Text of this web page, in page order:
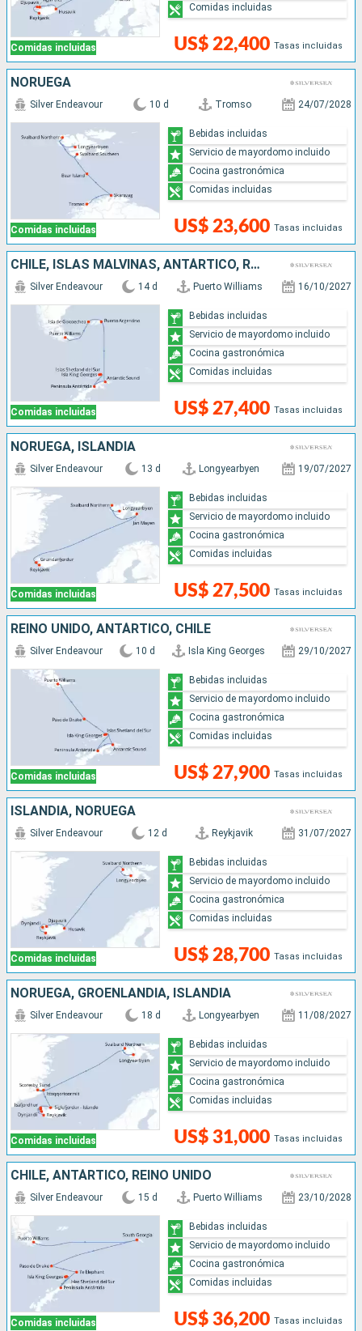
Comidas incluidas US$ 22,400 Tasas incluidas
Comidas incluidas
NORUEGA
Comidas incluidas
Silver Endeavour 10 d Tromso 24/07/2028
US$ 23,600 Tasas incluidas
Bebidas incluidas
Servicio de mayordomo incluido
Cocina gastronómica
Comidas incluidas
CHILE, ISLAS MALVINAS, ANTÁRTICO, REINO UNIDO
Comidas incluidas
Silver Endeavour 14 d Puerto Williams 16/10/2027
US$ 27,400 Tasas incluidas
Bebidas incluidas
Servicio de mayordomo incluido
Cocina gastronómica
Comidas incluidas
NORUEGA, ISLANDIA
Comidas incluidas
Silver Endeavour 13 d Longyearbyen 19/07/2027
US$ 27,500 Tasas incluidas
Bebidas incluidas
Servicio de mayordomo incluido
Cocina gastronómica
Comidas incluidas
REINO UNIDO, ANTÁRTICO, CHILE
Comidas incluidas
Silver Endeavour 10 d Isla King Georges 29/10/2027
US$ 27,900 Tasas incluidas
Bebidas incluidas
Servicio de mayordomo incluido
Cocina gastronómica
Comidas incluidas
ISLANDIA, NORUEGA
Comidas incluidas
Silver Endeavour 12 d Reykjavik 31/07/2027
US$ 28,700 Tasas incluidas
Bebidas incluidas
Servicio de mayordomo incluido
Cocina gastronómica
Comidas incluidas
NORUEGA, GROENLANDIA, ISLANDIA
Comidas incluidas
Silver Endeavour 18 d Longyearbyen 11/08/2027
US$ 31,000 Tasas incluidas
Bebidas incluidas
Servicio de mayordomo incluido
Cocina gastronómica
Comidas incluidas
CHILE, ANTÁRTICO, REINO UNIDO
Comidas incluidas
Silver Endeavour 15 d Puerto Williams 23/10/2028
US$ 36,200 Tasas incluidas
Bebidas incluidas
Servicio de mayordomo incluido
Cocina gastronómica
Comidas incluidas